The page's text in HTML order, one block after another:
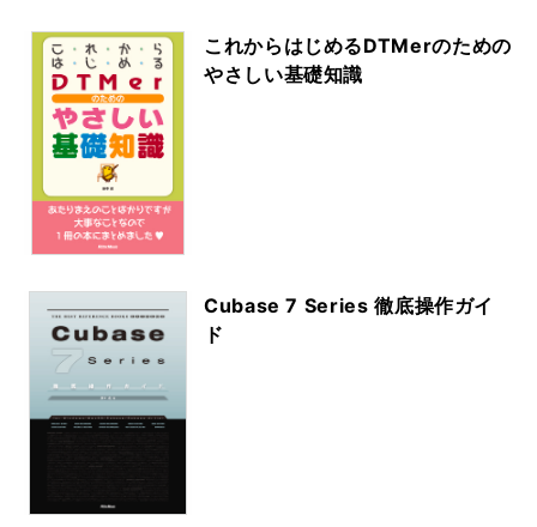
これからはじめるDTMerのための
やさしい基礎知識
Cubase 7 Series 徹底操作ガイ
ド